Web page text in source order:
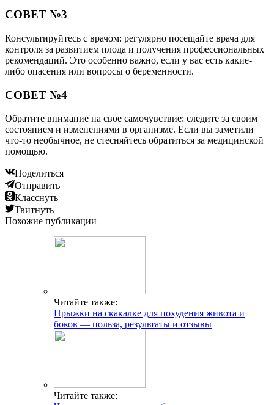
СОВЕТ №3
Консультируйтесь с врачом: регулярно посещайте врача для
контроля за развитием плода и получения профессиональных
рекомендаций. Это особенно важно, если у вас есть какие-
либо опасения или вопросы о беременности.
СОВЕТ №4
Обратите внимание на свое самочувствие: следите за своим
состоянием и изменениями в организме. Если вы заметили
что-то необычное, не стесняйтесь обратиться за медицинской
помощью.
Поделиться
Отправить
Класснуть
Твитнуть
Похожие публикации
Читайте также:
Прыжки на скакалке для похудения живота и
боков — польза, результаты и отзывы
Читайте также: